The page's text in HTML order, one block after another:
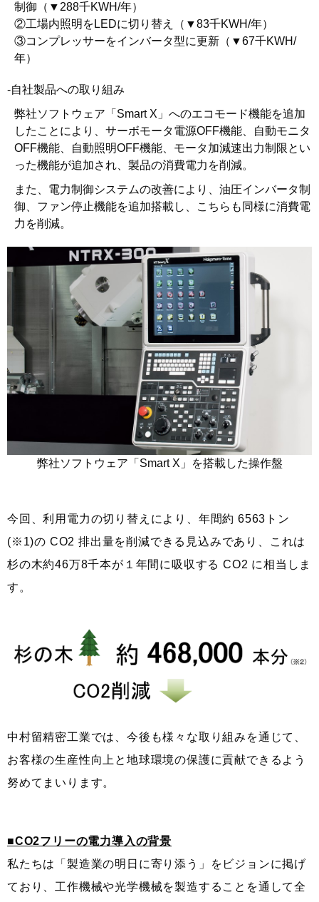
制御（▼288千KWH/年）
②工場内照明をLEDに切り替え（▼83千KWH/年）
③コンプレッサーをインバータ型に更新（▼67千KWH/
年）
-自社製品への取り組み
弊社ソフトウェア「Smart X」へのエコモード機能を追加
したことにより、サーボモータ電源OFF機能、自動モニタ
OFF機能、自動照明OFF機能、モータ加減速出力制限とい
った機能が追加され、製品の消費電力を削減。
また、電力制御システムの改善により、油圧インバータ制
御、ファン停止機能を追加搭載し、こちらも同様に消費電
力を削減。
弊社ソフトウェア「Smart X」を搭載した操作盤
今回、利用電力の切り替えにより、年間約 6563トン
(※1)の CO2 排出量を削減できる見込みであり、これは
杉の木約46万8千本が１年間に吸収する CO2 に相当しま
す。
中村留精密工業では、今後も様々な取り組みを通じて、
お客様の生産性向上と地球環境の保護に貢献できるよう
努めてまいります。
■CO2フリーの電力導入の背景
私たちは「製造業の明日に寄り添う」をビジョンに掲げ
ており、工作機械や光学機械を製造することを通して全